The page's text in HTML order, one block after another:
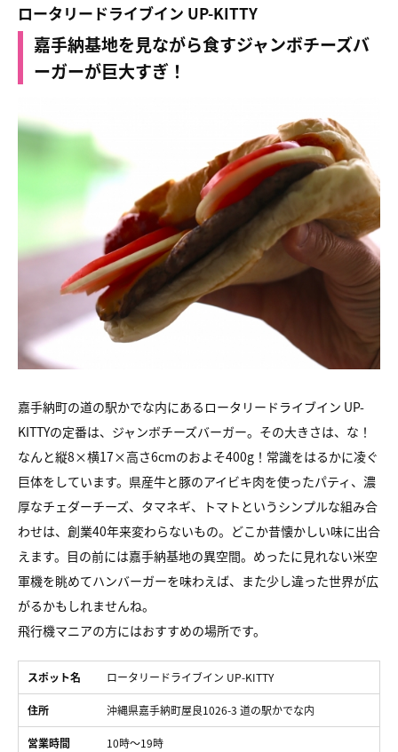
ロータリードライブイン UP-KITTY
嘉手納基地を見ながら食すジャンボチーズバ
ーガーが巨大すぎ！
嘉手納町の道の駅かでな内にあるロータリードライブイン UP-
KITTYの定番は、ジャンボチーズバーガー。その大きさは、な！
なんと縦8×横17×高さ6cmのおよそ400g！常識をはるかに凌ぐ
巨体をしています。県産牛と豚のアイビキ肉を使ったパティ、濃
厚なチェダーチーズ、タマネギ、トマトというシンプルな組み合
わせは、創業40年来変わらないもの。どこか昔懐かしい味に出合
えます。目の前には嘉手納基地の異空間。めったに見れない米空
軍機を眺めてハンバーガーを味わえば、また少し違った世界が広
がるかもしれませんね。
飛行機マニアの方にはおすすめの場所です。
スポット名 ロータリードライブイン UP-KITTY
住所 沖縄県嘉手納町屋良1026-3 道の駅かでな内
営業時間 10時〜19時